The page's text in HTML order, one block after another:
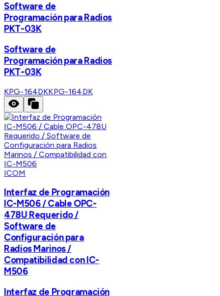
Software de
Programación para Radios
PKT-03K
Software de
Programación para Radios
PKT-03K
KPG-164DKKPG-164DK
ICOM
Interfaz de Programación
IC-M506 / Cable OPC-
478U Requerido /
Software de
Configuración para
Radios Marinos /
Compatibilidad con IC-
M506
Interfaz de Programación